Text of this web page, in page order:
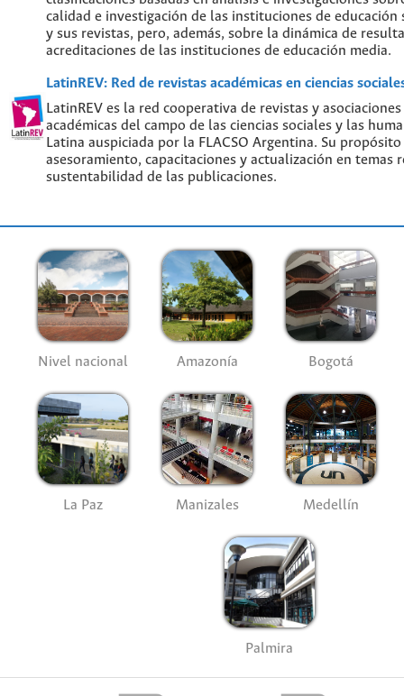
calidad e investigación de las instituciones de educación
y sus revistas, pero, además, sobre la dinámica de
acreditaciones de las instituciones de educación media.
LatinREV: Red de revistas académicas en ciencias
LatinREV es la red cooperativa de revistas y
académicas del campo de las ciencias sociales y las
Latina auspiciada por la FLACSO Argentina. Su
asesoramiento, capacitaciones y actualización en temas
sustentabilidad de las publicaciones.
Nivel nacional Amazonía Bogotá
La Paz Manizales Medellín
Palmira